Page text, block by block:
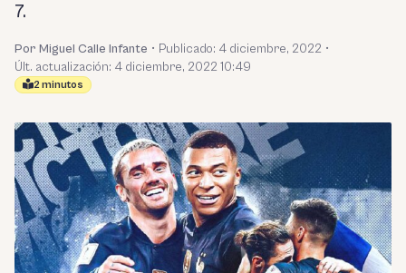
7.
Por Miguel Calle Infante • Publicado: 4 diciembre, 2022 •
Últ. actualización: 4 diciembre, 2022 10:49
2 minutos